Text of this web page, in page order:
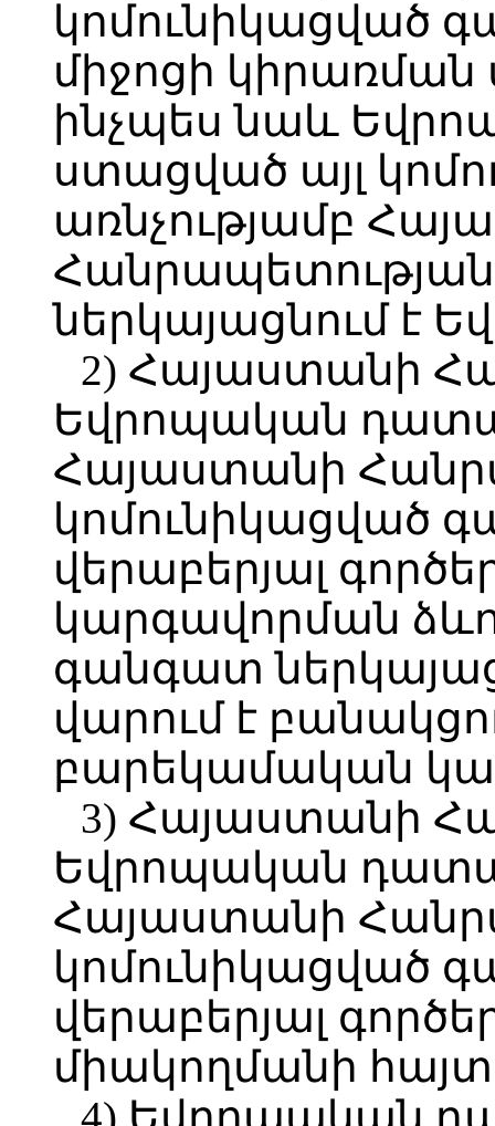
կոմունիկացված
միջոցի
ինչպես նաև
ստացված այլ
առնչությամբ
Հանրապետության
ներկայացնում է
2) Հայաստանի
Եվրոպական
Հայաստանի
կոմունիկացված
վերաբերյալ
կարգավորման
գանգատ
վարում է
բարեկամական
3) Հայաստանի
Եվրոպական
Հայաստանի
կոմունիկացված
վերաբերյալ
միակողմանի